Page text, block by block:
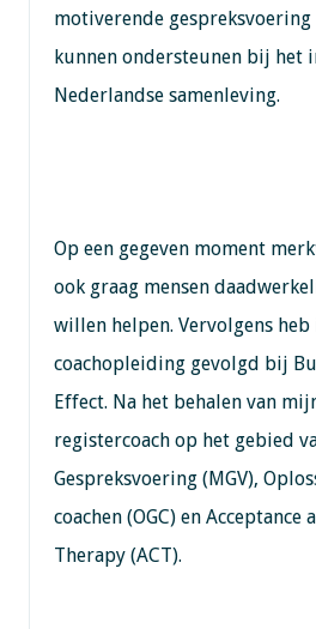
motiverende
kunnen ondersteunen bij het
Nederlandse samenleving.
Op een gegeven moment
ook graag mensen
willen helpen. Vervolgens
coachopleiding gevolgd bij
Effect. Na het behalen van
registercoach op het gebied
Gespreksvoering (MGV),
coachen (OGC) en
Therapy (ACT).